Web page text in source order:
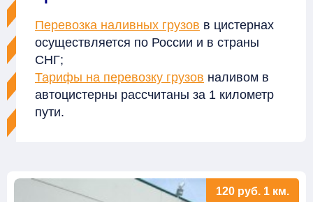
Перевозка наливных грузов в цистернах
осуществляется по России и в страны
СНГ;
Тарифы на перевозку грузов наливом в
автоцистерны рассчитаны за 1 километр
пути.
120 руб. 1 км.